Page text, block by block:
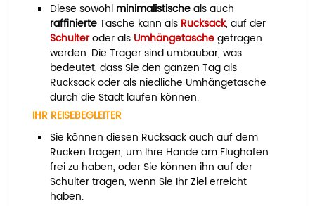
Diese sowohl minimalistischeals auch
raffinierteTasche kann als Rucksack, auf der
Schulteroder als Umhängetaschegetragen
werden. Die Träger sind umbaubar, was
bedeutet, dass Sie den ganzen Tag als
Rucksack oder als niedliche Umhängetasche
durch die Stadt laufen können.
IHR REISEBEGLEITER
Sie können diesen Rucksack auch auf dem
Rücken tragen, um Ihre Hände am Flughafen
frei zu haben, oder Sie können ihn auf der
Schulter tragen, wenn Sie Ihr Ziel erreicht
haben.